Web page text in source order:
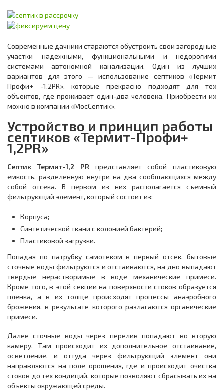
Современные дачники стараются обустроить свои загородные
участки надежными, функциональными и недорогими
системами автономной канализации. Один из лучших
вариантов для этого — использование септиков «Термит
Профи+ -1,2PR», которые прекрасно подходят для тех
объектов, где проживает один-два человека. Приобрести их
можно в компании «МосСептик».
Устройство и принцип работы
септиков «Термит-Профи+
1,2PR»
Септик Термит-1,2 PR представляет собой пластиковую
емкость, разделенную внутри на два сообщающихся между
собой отсека. В первом из них располагается съемный
фильтрующий элемент, который состоит из:
Корпуса;
Синтетической ткани с колонией бактерий;
Пластиковой загрузки.
Попадая по патрубку самотеком в первый отсек, бытовые
сточные воды фильтруются и отстаиваются, на дно выпадают
твердые нерастворимые в воде механические примеси.
Кроме того, в этой секции на поверхности стоков образуется
пленка, а в их толще происходят процессы анаэробного
брожения, в результате которого разлагаются органические
примеси.
Далее сточные воды через перелив попадают во вторую
камеру. Там происходит их дополнительное отстаивание,
осветление, и оттуда через фильтрующий элемент они
направляются на поле орошения, где и происходит очистка
стоков до тех кондиций, которые позволяют сбрасывать их на
объекты окружающей среды.